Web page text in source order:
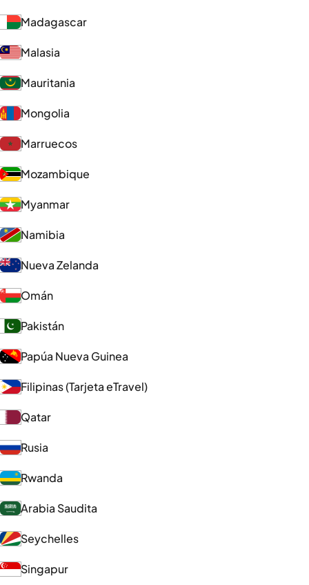
Madagascar
Malasia
Mauritania
Mongolia
Marruecos
Mozambique
Myanmar
Namibia
Nueva Zelanda
Omán
Pakistán
Papúa Nueva Guinea
Filipinas (Tarjeta eTravel)
Qatar
Rusia
Rwanda
Arabia Saudita
Seychelles
Singapur